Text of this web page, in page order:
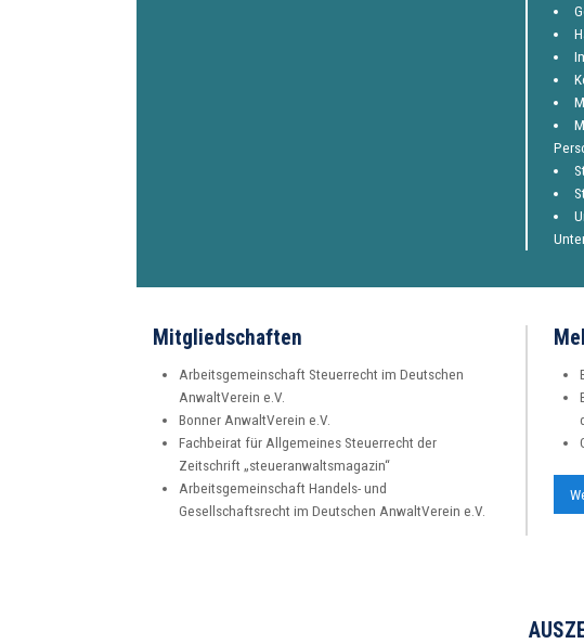
Mitgliedschaften
Arbeitsgemeinschaft Steuerrecht im Deutschen
AnwaltVerein e.V.
Bonner AnwaltVerein e.V.
Fachbeirat für Allgemeines Steuerrecht der
Zeitschrift „steueranwaltsmagazin“
Arbeitsgemeinschaft Handels- und
Gesellschaftsrecht im Deutschen AnwaltVerein e.V.